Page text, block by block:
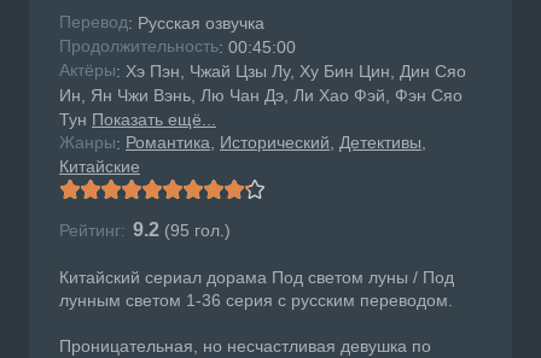
Перевод: Русская озвучка
Продолжительность: 00:45:00
Актёры: Хэ Пэн, Чжай Цзы Лу, Ху Бин Цин, Дин Сяо
Ин, Ян Чжи Вэнь, Лю Чан Дэ, Ли Хао Фэй, Фэн Сяо
Тун Показать ещё...
Жанры: Романтика Исторический Детективы
Китайские
Рейтинг: 9.2 (95 гол.)
Китайский сериал дорама Под светом луны / Под
лунным светом 1-36 серия с русским переводом.
Проницательная, но несчастливая девушка по